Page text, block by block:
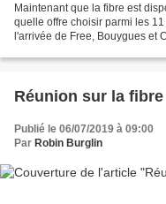
Maintenant que la fibre est
quelle offre choisir parmi les
l'arrivée de Free, Bouygues et
Réunion sur la
Publié le 06/07/2019 à 09:00
Par Robin Burglin